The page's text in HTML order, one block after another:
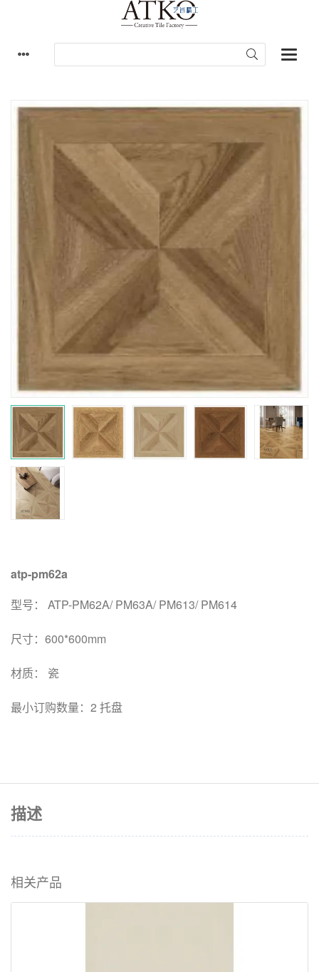
atp-pm62a
型号： ATP-PM62A/ PM63A/ PM613/ PM614
尺寸：600*600mm
材质： 瓷
最小订购数量：2 托盘
描述
相关产品